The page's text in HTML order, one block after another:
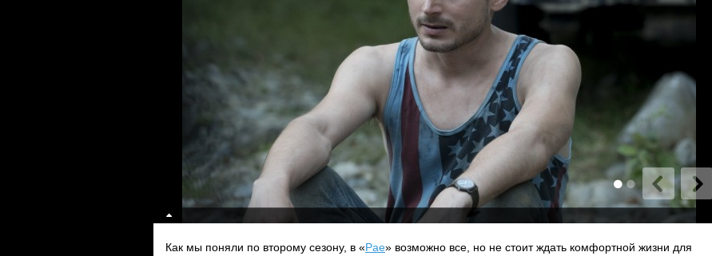
Как мы поняли по второму сезону, в «Рае» возможно все, но не стоит ждать комфортной жизни для